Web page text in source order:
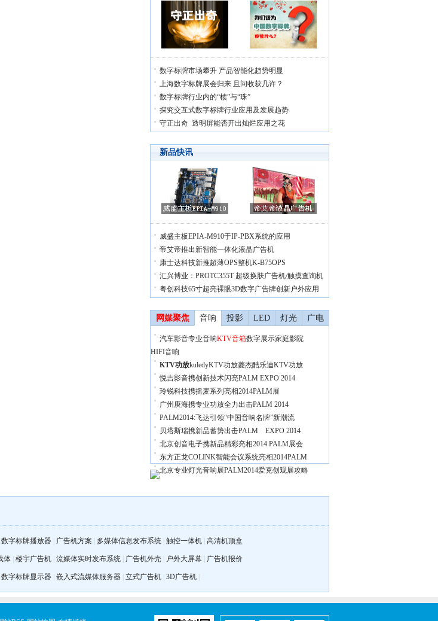
数字标牌市场攀升 产品智能化趋势明显
上海数字标牌展会归来 且问收获几许？
数字标牌行业内的“椟”与“珠”
探究交互式数字标牌行业应用及发展趋势
守正出奇 透明屏能否开出灿烂应用之花
新品快讯
威盛主板EPIA-M910于IP-PBX系统的应用
帝艾帝推出新智能一体化液晶广告机
康士达科技新推超薄OPS整机K-B75OPS
汇兴博业：PROTC355T 超级换肤广告机/触摸查询机
粤创科技65寸超亮裸眼3D数字广告牌创新户外应用
网媒聚焦 音响 投影 LED 灯光 广电
汽车影音专业音响KTV音箱数字展示家庭影院
HIFI音响
KTV功放kuledyKTV功放菱杰酷乐迪KTV功放
悦吉影音携创新技术闪亮PALM EXPO 2014
玲锐科技携摇麦系列亮相2014PALM展
广州庚海携专业功放全力出击PALM 2014
PALM2014:飞达引领“中国音响名牌”新潮流
贝塔斯瑞携新品蓄势出击PALM EXPO 2014
北京创音电子携新品精彩亮相2014 PALM展会
东方正龙COLINK智能会议系统亮相2014PALM
北京专业灯光音响展PALM2014爱克创观展攻略
数字标牌播放器 广告机方案 多媒体信息发布系统 触控一体机 高清机顶盒
体 楼宇广告机 流媒体实时发布系统 广告机外壳 户外大屏幕 广告机报价
数字标牌显示器 嵌入式流媒体服务器 立式广告机 3D广告机